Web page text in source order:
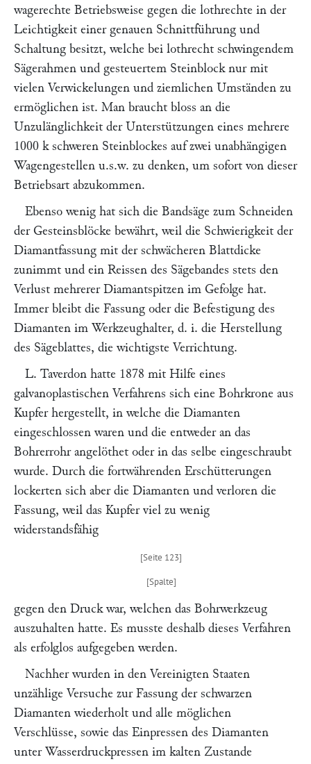
wagerechte Betriebsweise gegen die lothrechte in der
Leichtigkeit einer genauen Schnittführung und
Schaltung besitzt, welche bei lothrecht schwingendem
Sägerahmen und gesteuertem Steinblock nur mit
vielen Verwickelungen und ziemlichen Umständen zu
ermöglichen ist. Man braucht bloss an die
Unzulänglichkeit der Unterstützungen eines mehrere
1000 k schweren Steinblockes auf zwei unabhängigen
Wagengestellen u.s.w. zu denken, um sofort von dieser
Betriebsart abzukommen.
Ebenso wenig hat sich die Bandsäge zum Schneiden
der Gesteinsblöcke bewährt, weil die Schwierigkeit der
Diamantfassung mit der schwächeren Blattdicke
zunimmt und ein Reissen des Sägebandes stets den
Verlust mehrerer Diamantspitzen im Gefolge hat.
Immer bleibt die Fassung oder die Befestigung des
Diamanten im Werkzeughalter, d. i. die Herstellung
des Sägeblattes, die wichtigste Verrichtung.
L. Taverdon hatte 1878 mit Hilfe eines
galvanoplastischen Verfahrens sich eine Bohrkrone aus
Kupfer hergestellt, in welche die Diamanten
eingeschlossen waren und die entweder an das
Bohrerrohr angelöthet oder in das selbe eingeschraubt
wurde. Durch die fortwährenden Erschütterungen
lockerten sich aber die Diamanten und verloren die
Fassung, weil das Kupfer viel zu wenig
widerstandsfähig
gegen den Druck war, welchen das Bohrwerkzeug
auszuhalten hatte. Es musste deshalb dieses Verfahren
als erfolglos aufgegeben werden.
Nachher wurden in den Vereinigten Staaten
unzählige Versuche zur Fassung der schwarzen
Diamanten wiederholt und alle möglichen
Verschlüsse, sowie das Einpressen des Diamanten
unter Wasserdruckpressen im kalten Zustande